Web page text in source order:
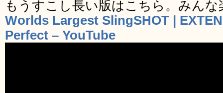
もうすこし長い版はこちら。みん
Worlds Largest SlingSHOT |
Perfect – YouTube